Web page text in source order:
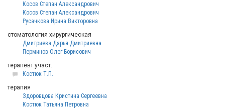
Косов Степан Александрович
Косов Степан Александрович
Русачкова Ирина Викторовна
стоматология хирургическая
Дмитриева Дарья Дмитриевна
Перминов Олег Борисович
терапевт участ.
Костюк Т.П.
терапия
Здоровцова Кристина Сергеевна
Костюк Татьяна Петровна